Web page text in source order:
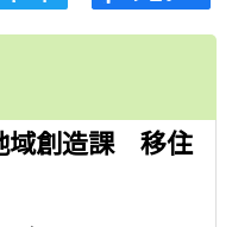
創造課 移住